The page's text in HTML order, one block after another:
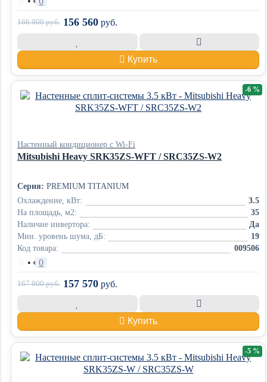
166 900руб. 156 560 руб.
Купить
Настенный кондиционер с Wi-Fi
Mitsubishi Heavy SRK35ZS-WFT / SRC35ZS-W2
Серия: PREMIUM TITANIUM
Охлаждение, кВт:
3.5
На площадь, м2:
35
Наличие инвертора:
Да
Мин. уровень шума, дБ:
19
Код товара:
009506
• 0
-6 %
167 900руб. 157 570 руб.
Купить
-5 %